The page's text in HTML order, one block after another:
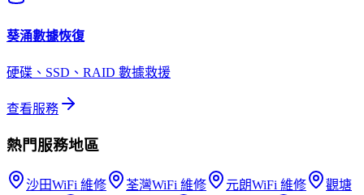
葵涌數據恢復
硬碟、SSD、RAID 數據救援
查看服務
熱門服務地區
沙田WiFi 維修 荃灣WiFi 維修 元朗WiFi 維修
觀塘